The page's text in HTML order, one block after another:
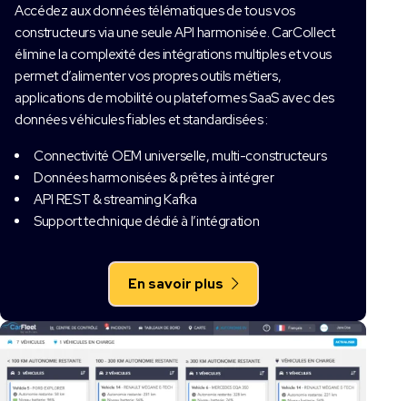
Accédez aux données télématiques de tous vos
constructeurs via une seule API harmonisée. CarCollect
élimine la complexité des intégrations multiples et vous
permet d’alimenter vos propres outils métiers,
applications de mobilité ou plateformes SaaS avec des
données véhicules fiables et standardisées :
Connectivité OEM universelle, multi-constructeurs
Données harmonisées & prêtes à intégrer
API REST & streaming Kafka
Support technique dédié à l’intégration
En savoir plus